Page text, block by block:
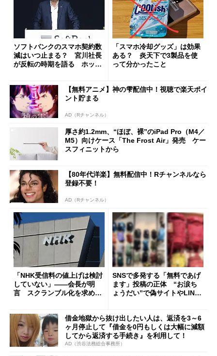
ソフトバンクのスマホ契約数
減はいつ止まる？ 宮川社長
が反転の時期を語る ホッピ
「スマホ冷却グッズ」は効果
ある？ 炎天下で3製品を使
って分かったこと
【無料アニメ】神の雫配信中！視聴で楽天ポイ
ント貯まる
AD（Rチャンネル）
厚さ約1.2mm、“ほぼ、裸”のiPad Pro（M4／
M5）向けケース「The Frost Air」発売 ケー
スフィニットから
【80年代洋楽】無料配信中！Rチャンネルなら
登録不要！
AD（Rチャンネル）
「NHK受信料の値上げは検討
していない」――会長が明
言 スクランブル化を求める
SNSで多発する「無料であげ
ます」投稿の正体 “お涙ち
ょうだい”で偽サイトやLINE
借金地獄から抜け出したい人は、返済を3～6
ヶ月停止して『借金を0円もしくは大幅に減額
してから返済する手続き』を利用して！
AD（渋谷法務総合事務所）